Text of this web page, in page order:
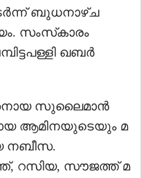
ബുധനാഴ്ച
സംസ്‌കാരം
ഖബർ
സുലൈമാൻ
ആമിനയുടെയും മ
നബീസ.
റസിയ, സൗജത്ത് മ